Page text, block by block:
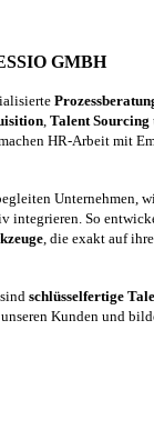
GMBH
Talent Sourcing
HR-Arbeit mit
Unternehmen,
integrieren. So
, die exakt auf
schlüsselfertige
Kunden und